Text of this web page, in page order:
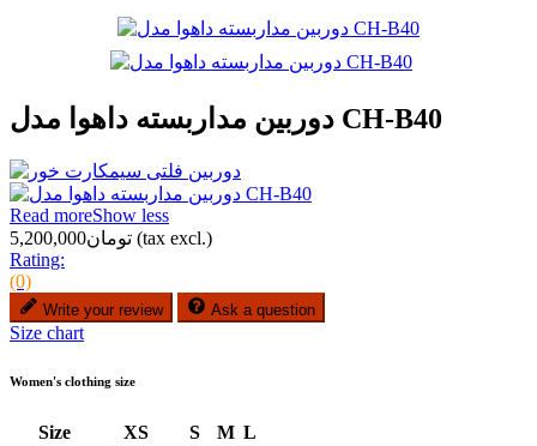
دوربین مداربسته داهوا مدل CH-B40
Read moreShow less
تومان5,200,000 (tax excl.)
Rating:
(0)
Write your review Ask a question
Size chart
Women's clothing size
Size XS S M L